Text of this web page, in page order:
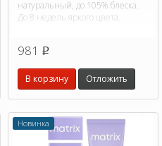
натуральный, до 105% блеска.
До 8 недель яркого цвета.
981 p
В корзину Отложить
Новинка